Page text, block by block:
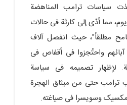
سیاسات ترامب المناهضة
مما أدّى إلى کارثة فی حالات
مطلقاً"، حیث انفصل آلاف
واحتُجزوا فی أقفاص فی
لإظهار تصمیمه فی سیاسة
ترامب حتى من میثاق الهجرة
وسویسرا فی صیاغته.